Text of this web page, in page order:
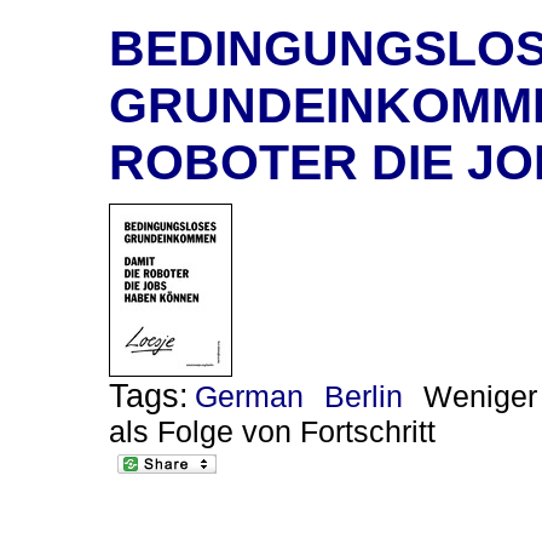
ROBOTER DIE
Tags: German Berlin
als Folge von Fortschritt